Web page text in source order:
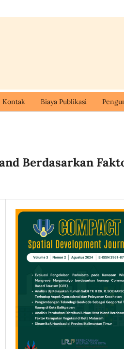
Kontak Biaya Publikasi
Berdasarkan